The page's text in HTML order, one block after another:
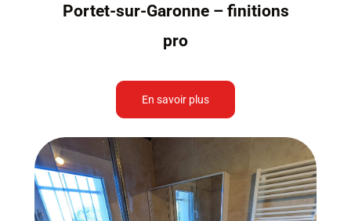
Portet-sur-Garonne – finitions
pro
En savoir plus